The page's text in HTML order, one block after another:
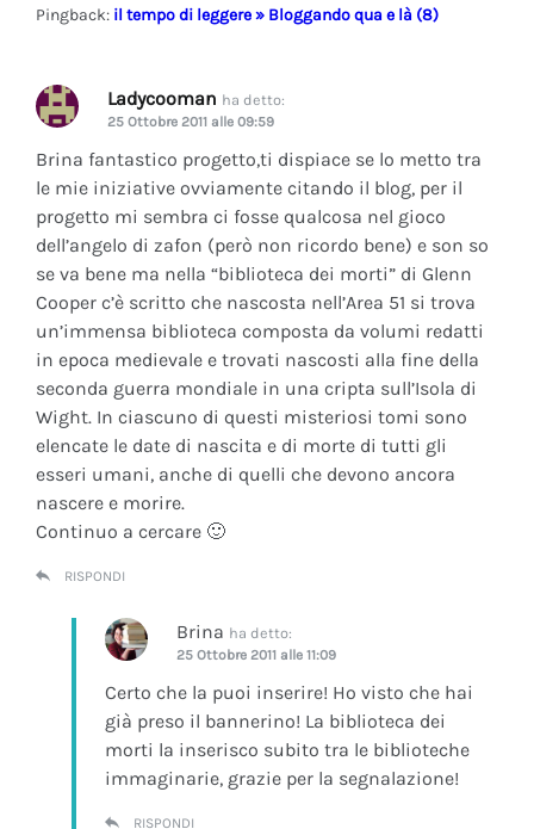
Pingback: il tempo di leggere » Bloggando qua e là (8)
Ladycooman ha detto:
25 Ottobre 2011 alle 09:59
Brina fantastico progetto,ti dispiace se lo metto tra
le mie iniziative ovviamente citando il blog, per il
progetto mi sembra ci fosse qualcosa nel gioco
dell’angelo di zafon (però non ricordo bene) e son so
se va bene ma nella “biblioteca dei morti” di Glenn
Cooper c’è scritto che nascosta nell’Area 51 si trova
un’immensa biblioteca composta da volumi redatti
in epoca medievale e trovati nascosti alla fine della
seconda guerra mondiale in una cripta sull’Isola di
Wight. In ciascuno di questi misteriosi tomi sono
elencate le date di nascita e di morte di tutti gli
esseri umani, anche di quelli che devono ancora
nascere e morire.
Continuo a cercare 🙂
RISPONDI
Brina ha detto:
25 Ottobre 2011 alle 11:09
Certo che la puoi inserire! Ho visto che hai
già preso il bannerino! La biblioteca dei
morti la inserisco subito tra le biblioteche
immaginarie, grazie per la segnalazione!
RISPONDI